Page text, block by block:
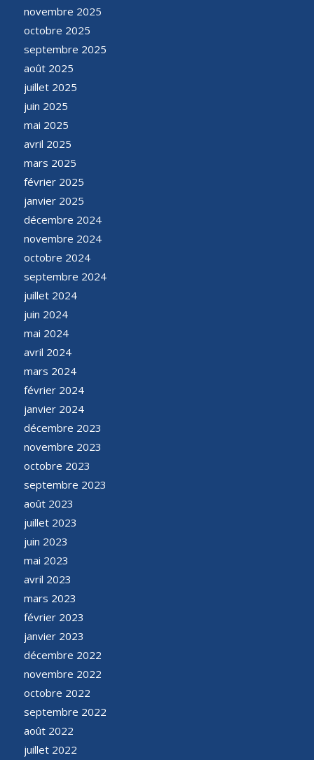
novembre 2025
octobre 2025
septembre 2025
août 2025
juillet 2025
juin 2025
mai 2025
avril 2025
mars 2025
février 2025
janvier 2025
décembre 2024
novembre 2024
octobre 2024
septembre 2024
juillet 2024
juin 2024
mai 2024
avril 2024
mars 2024
février 2024
janvier 2024
décembre 2023
novembre 2023
octobre 2023
septembre 2023
août 2023
juillet 2023
juin 2023
mai 2023
avril 2023
mars 2023
février 2023
janvier 2023
décembre 2022
novembre 2022
octobre 2022
septembre 2022
août 2022
juillet 2022